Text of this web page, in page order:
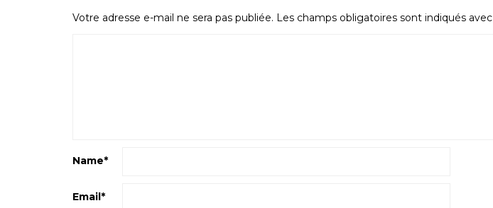
Votre adresse e-mail ne sera pas publiée. Les champs obligatoires sont indiqués avec
Name*
Email*